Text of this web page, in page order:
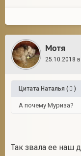
Мотя
25.10.2018
Цитата Наталья ( )
А почему Муриза?
Так звала ее наш